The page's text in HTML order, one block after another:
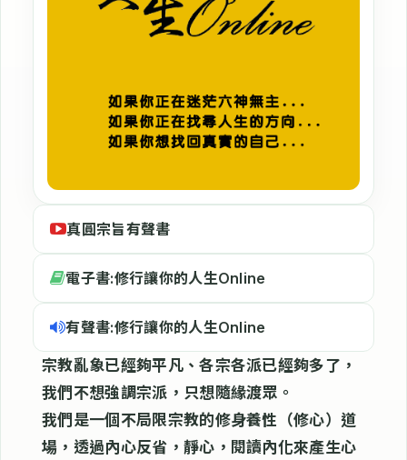
真圓宗旨有聲書
電子書:修行讓你的人生Online
有聲書:修行讓你的人生Online
宗教亂象已經夠平凡、各宗各派已經夠多了，
我們不想強調宗派，只想隨緣渡眾。
我們是一個不局限宗教的修身養性（修心）道
場，透過內心反省，靜心，閱讀內化來產生心